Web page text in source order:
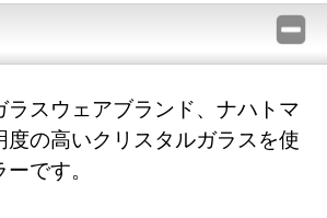
ラスウェアブランド、ナハトマ
度の高いクリスタルガラスを使
です。